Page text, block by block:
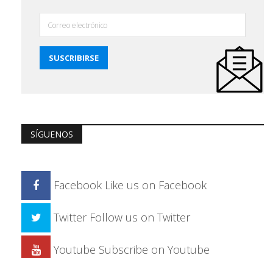
SÍGUENOS
Facebook Like us on Facebook
Twitter Follow us on Twitter
Youtube Subscribe on Youtube